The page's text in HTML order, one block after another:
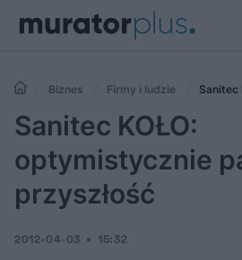
Biznes Firmy i ludzie
Sanitec
patrzymy w przyszłość
Sanitec KOŁO:
optymistycznie
przyszłość
2012-04-03 15:32